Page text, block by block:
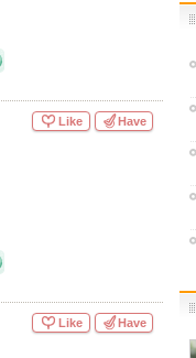
Like Have
Like Have